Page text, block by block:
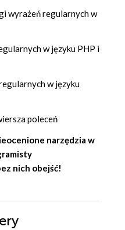
wyrażeń regularnych w
w języku PHP i
w języku
poleceń
narzędzia w
nich obejść!